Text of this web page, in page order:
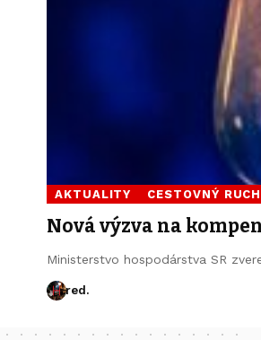
AKTUALITY CESTOVNÝ RUCH
Nová výzva na
Ministerstvo hospodárstva SR
red.